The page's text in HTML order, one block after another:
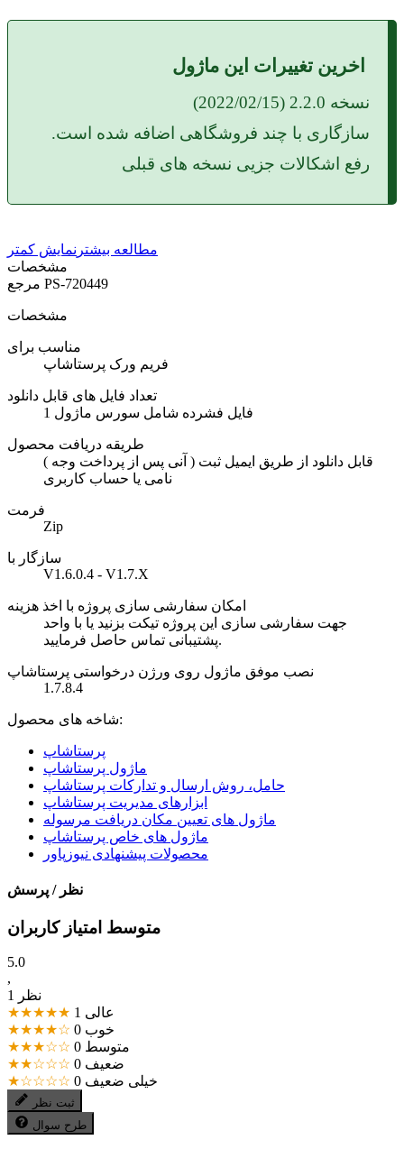
اخرین تغییرات این ماژول
نسخه 2.2.0 (2022/02/15)
سازگاری با چند فروشگاهی اضافه شده است.
رفع اشکالات جزیی نسخه های قبلی
مطالعه بیشتر نمایش کمتر
مشخصات
PS-720449
مشخصات
مناسب برای
فریم ورک پرستاشاپ
تعداد فایل های قابل دانلود
1 فایل فشرده شامل سورس ماژول
طریقه دریافت محصول
( آنی پس از پرداخت وجه ) قابل دانلود از طریق ایمیل ثبت
نامی یا حساب کاربری
فرمت
Zip
سازگار با
V1.6.0.4 - V1.7.X
امکان سفارشی سازی پروژه با اخذ هزینه
جهت سفارشی سازی این پروژه تیکت بزنید یا با واحد
پشتیبانی تماس حاصل فرمایید.
نصب موفق ماژول روی ورژن درخواستی پرستاشاپ
1.7.8.4
شاخه های محصول:
پرستاشاپ
ماژول پرستاشاپ
حامل، روش ارسال و تدارکات پرستاشاپ
ابزارهای مدیریت پرستاشاپ
ماژول های تعیین مکان دریافت مرسوله
ماژول های خاص پرستاشاپ
محصولات پیشنهادی نیوزپاور
نظر / پرسش
متوسط امتیاز کاربران
5.0
,
1 نظر
★★★★★
عالی 1
★★★★☆
خوب 0
★★★☆☆
متوسط 0
★★☆☆☆
ضعیف 0
★☆☆☆☆
خیلی ضعیف 0
ثبت نظر
طرح سوال